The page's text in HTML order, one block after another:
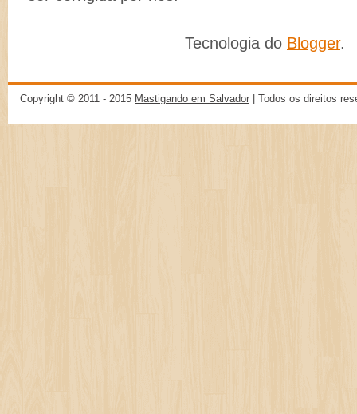
Tecnologia do Blogger.
Copyright © 2011 - 2015 Mastigando em Salvador | Todos os direitos